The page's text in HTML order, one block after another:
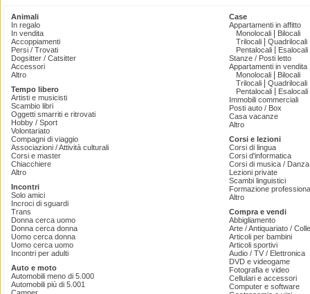
Animali
In regalo
In vendita
Accoppiamenti
Persi / Trovati
Dogsitter / Catsitter
Accessori
Altro
Tempo libero
Artisti e musicisti
Scambio libri
Oggetti smarriti e ritrovati
Hobby / Sport
Volontariato
Compagni di viaggio
Associazioni / Attività culturali
Corsi e master
Chiacchiere
Altro
Incontri
Solo amici
Incroci di sguardi
Trans
Donna cerca uomo
Donna cerca donna
Uomo cerca donna
Uomo cerca uomo
Incontri per adulti
Auto e moto
Automobili meno di 5.000
Automobili più di 5.001
Case
Appartamenti in affitto
Monolocali
Bilocali
Trilocali
Quadrilocali
Pentalocali
Esalocali
Stanze / Posti letto
Appartamenti in vendita
Monolocali
Bilocali
Trilocali
Quadrilocali
Pentalocali
Esalocali
Immobili commerciali
Posti auto / Box
Casa vacanze
Altro
Corsi e lezioni
Corsi di lingua
Corsi d'informatica
Corsi di musica /
Lezioni private
Scambi linguistici
Formazione
Altro
Compra e vendi
Abbigliamento
Arte / Antiquariato /
Articoli per bambini
Articoli sportivi
Audio / TV / Elettronica
DVD e videogame
Fotografia e video
Cellulari e accessori
Computer e software